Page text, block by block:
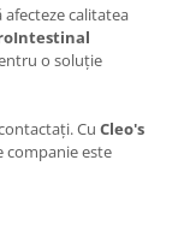
afecteze calitatea
o soluție
Cu Cleo's
companie este